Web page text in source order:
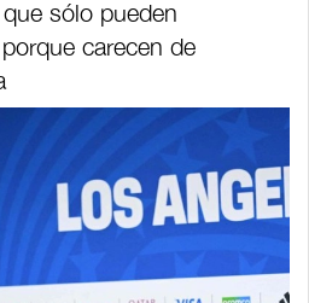
sólo pueden
carecen de